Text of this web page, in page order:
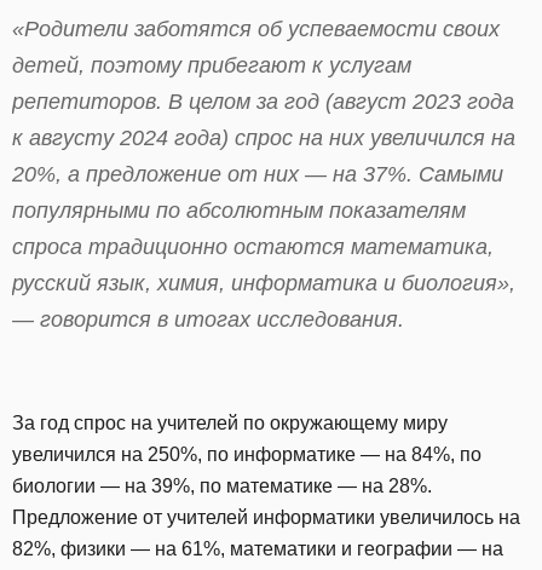
«Родители заботятся об успеваемости своих
детей, поэтому прибегают к услугам
репетиторов. В целом за год (август 2023 года
к августу 2024 года) спрос на них увеличился на
20%, а предложение от них — на 37%. Самыми
популярными по абсолютным показателям
спроса традиционно остаются математика,
русский язык, химия, информатика и биология»,
— говорится в итогах исследования.
За год спрос на учителей по окружающему миру
увеличился на 250%, по информатике — на 84%, по
биологии — на 39%, по математике — на 28%.
Предложение от учителей информатики увеличилось на
82%, физики — на 61%, математики и географии — на